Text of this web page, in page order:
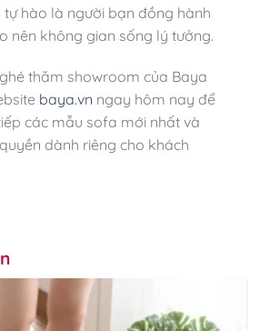
hào là người bạn đồng hành
nên không gian sống lý tưởng.
thăm showroom của Baya
baya.vn ngay hôm nay để
các mẫu sofa mới nhất và
dành riêng cho khách